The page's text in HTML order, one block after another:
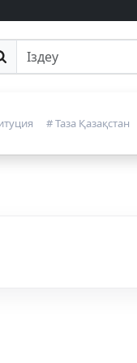
іздеу
# Таза Қазақстан